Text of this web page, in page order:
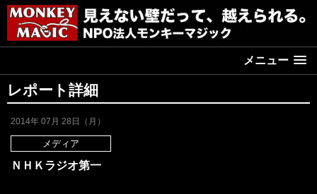
メニュー
レポート詳細
2014年 07月 28日（月）
メディア
ＮＨＫラジオ第一